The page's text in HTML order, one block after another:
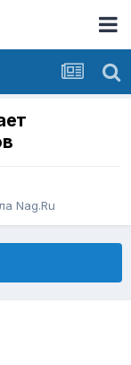
Nag.Ru